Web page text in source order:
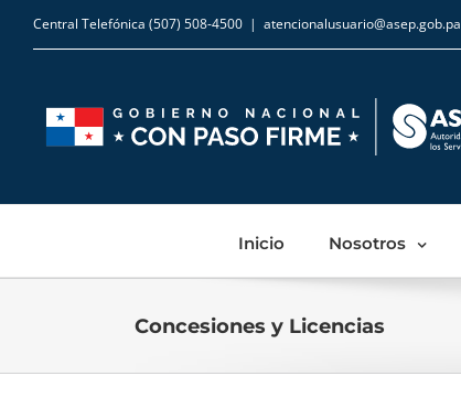
Central Telefónica (507) 508-4500 | atencionalusuario@asep.gob.pa
Inicio Nosotros
Concesiones y Licencias